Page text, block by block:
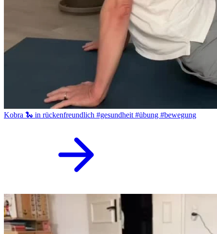
Kobra 🐍 in rückenfreundlich #gesundheit #übung #bewegung